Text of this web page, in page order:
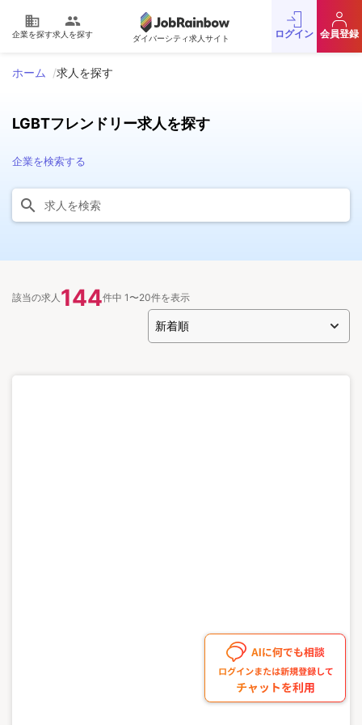
domain
企業を探す
people
求人を探す ダイバーシティ求人サイト ログイン 会員登録
ホーム 求人を探す
LGBTフレンドリー求人を探す
企業を検索する
該当の求人 144件中 1〜20件を表示